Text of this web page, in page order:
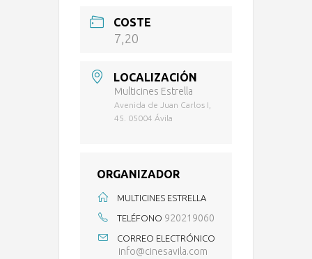
COSTE
7,20
LOCALIZACIÓN
Multicines Estrella
Avenida de Juan Carlos I,
45. 05004 Ávila
ORGANIZADOR
MULTICINES ESTRELLA
TELÉFONO 920219060
CORREO ELECTRÓNICO
info@cinesavila.com